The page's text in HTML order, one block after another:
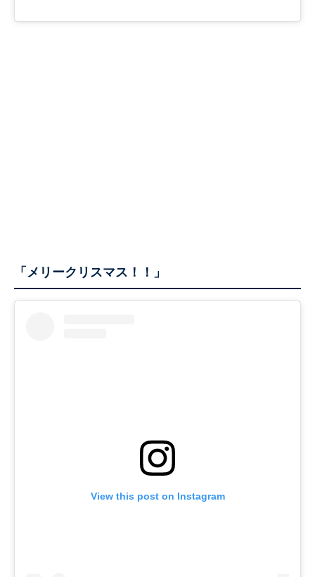
「メリークリスマス！！」
View this post on Instagram